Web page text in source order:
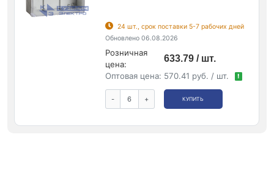
24 шт., срок поставки 5-7 рабочих дней
Обновлено 06.08.2026
Розничная
цена:
633.79 / шт.
Оптовая цена: 570.41 руб. / шт. !
- + КУПИТЬ